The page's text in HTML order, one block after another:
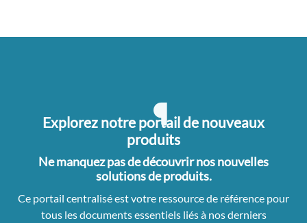
Explorez notre portail de nouveaux
produits
Ne manquez pas de découvrir nos nouvelles
solutions de produits.
Ce portail centralisé est votre ressource de référence pour
tous les documents essentiels liés à nos derniers